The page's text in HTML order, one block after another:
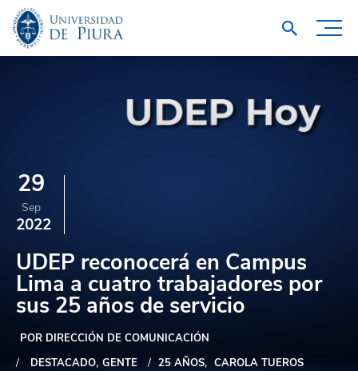
29
Sep
2022
UDEP reconocerá en Campus
Lima a cuatro trabajadores por
sus 25 años de servicio
POR DIRECCIÓN DE COMUNICACIÓN
DESTACADO GENTE 25 AÑOS CAROLA TUEROS